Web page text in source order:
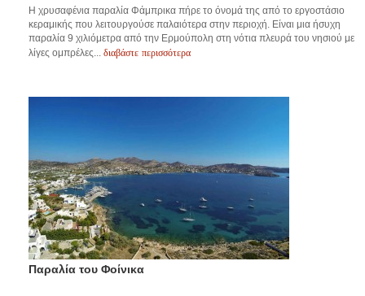
Η χρυσαφένια παραλία Φάμπρικα πήρε το όνομά της από το εργοστάσιο
κεραμικής που λειτουργούσε παλαιότερα στην περιοχή. Είναι μια ήσυχη
παραλία 9 χιλιόμετρα από την Ερμούπολη στη νότια πλευρά του νησιού με
λίγες ομπρέλες... διαβάστε περισσότερα
Παραλία του Φοίνικα